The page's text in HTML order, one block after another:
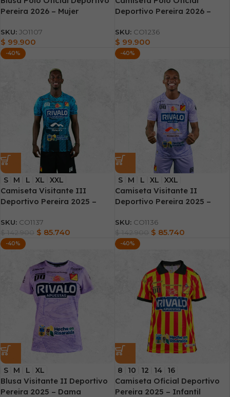
Pereira 2026 – Mujer
SKU: JO1107
$ 99.900
Deportivo Pereira 2026 –
SKU: CO1236
$ 99.900
-40%
S M L XL XXL
Camiseta Visitante III
Deportivo Pereira 2025 –
SKU: CO1137
$ 85.740
-40%
S M L XL XXL
Camiseta Visitante II
Deportivo Pereira 2025 –
SKU: CO1136
$ 85.740
-40%
S M L XL
Blusa Visitante II Deportivo
Pereira 2025 – Dama
-40%
8 10 12 14 16
Camiseta Oficial Deportivo
Pereira 2025 – Infantil